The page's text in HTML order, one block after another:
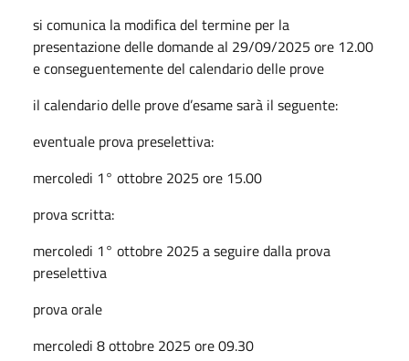
si comunica la modifica del termine per la
presentazione delle domande al 29/09/2025 ore 12.00
e conseguentemente del calendario delle prove
il calendario delle prove d’esame sarà il seguente:
eventuale prova preselettiva:
mercoledi 1° ottobre 2025 ore 15.00
prova scritta:
mercoledi 1° ottobre 2025 a seguire dalla prova
preselettiva
prova orale
mercoledi 8 ottobre 2025 ore 09.30